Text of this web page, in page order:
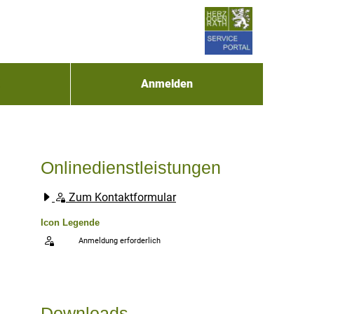
Anmelden
Onlinedienstleistungen
Zum Kontaktformular
Icon Legende
Anmeldung erforderlich